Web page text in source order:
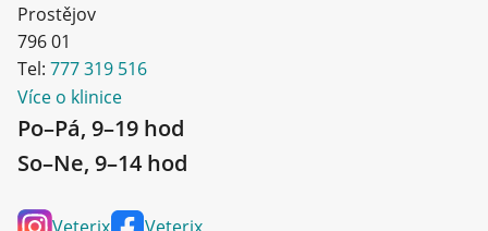
Prostějov
796 01
Tel: 777 319 516
Více o klinice
Po–Pá, 9–19 hod
So–Ne, 9–14 hod